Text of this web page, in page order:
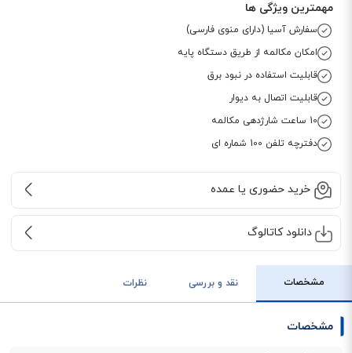
مهمترین ویژگی ها
سفارش آسیا (دارای منوی فارسی)
امکان مکالمه از طریق دستگاه پایه
قابلیت استفاده در نبود برق
قابلیت اتصال به دیوار
10 ساعت شارژدهی مکالمه
دفترچه تلفن 100 شماره ای
خرید حضوری یا عمده
دانلود کاتالوگ
مشخصات نقد و بررسی نظرات
مشخصات